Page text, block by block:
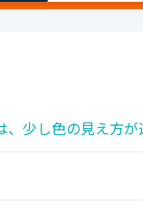
、少し色の見え方